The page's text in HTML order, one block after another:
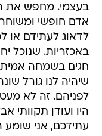
בעצמי. מחפש את
אדם חופשי
לדאוג לעתידם או
באכזריות. שנוכל
חגים בשמחה
שיהיה לנו גורל
לפניהם. זה לא
היו ועודן תקוותי
עתידכם, אני